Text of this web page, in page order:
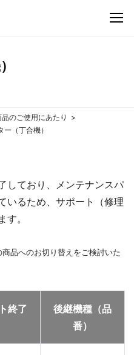
品のご使用にあたり
ー（丁合機）
しており、メンテナンスパ
いるため、サポート（修理
。
品へのお切り替えをご検討いた
終了
後継機種（品
番）